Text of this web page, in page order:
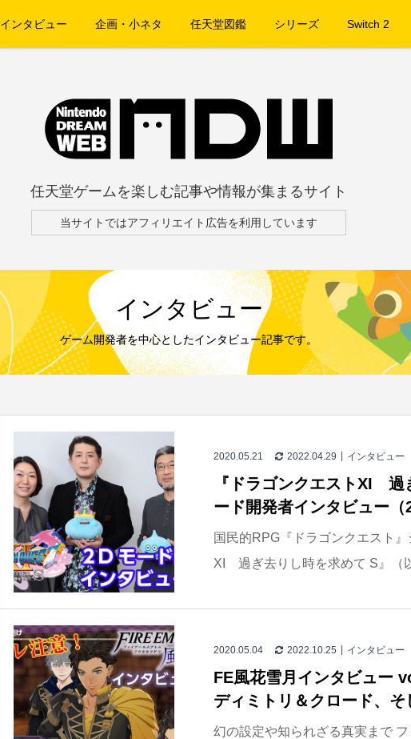
インタビュー 企画・小ネタ 任天堂図鑑 シリーズ Switch 2
任天堂ゲームを楽しむ記事や情報が集まるサイト
当サイトではアフィリエイト広告を利用しています
インタビュー
ゲーム開発者を中心としたインタビュー記事です。
2020.05.21 2022.04.29 インタビュー
『ドラゴンクエストXI 過
ード開発者インタビュー（
国民的RPG『ドラゴンクエスト
XI 過ぎ去りし時を求めて S』（
2020.05.04 2022.10.25 インタビュー
FE風花雪月インタビュー
ディミトリ＆クロード、
幻の設定や知られざる真実まで